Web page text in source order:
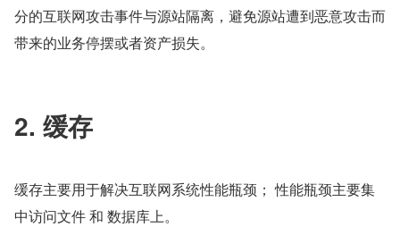
分的互联网攻击事件与源站隔离，避免源站遭到恶意攻击而
带来的业务停摆或者资产损失。
2. 缓存
缓存主要用于解决互联网系统性能瓶颈； 性能瓶颈主要集
中访问文件 和 数据库上。